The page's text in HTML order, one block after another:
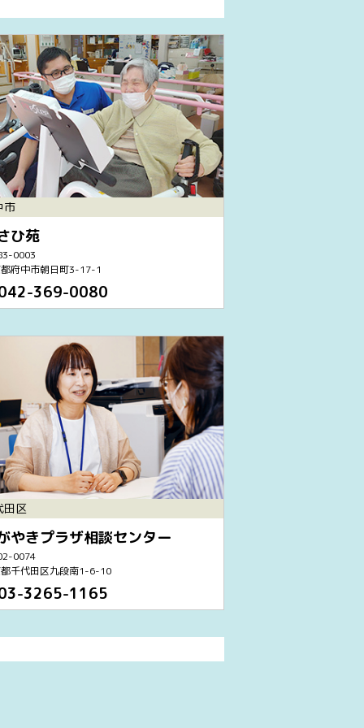
市
ひ苑
0003
府中市朝日町3-17-1
369-0080
田区
やきプラザ相談センター
0074
千代田区九段南1-6-10
3265-1165